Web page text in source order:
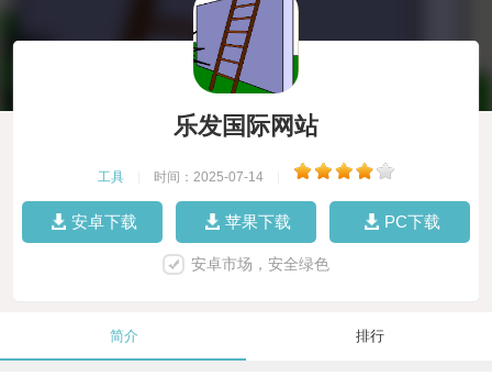
乐发国际网站
工具 时间：2025-07-14
安卓下载 苹果下载 PC下载
安卓市场，安全绿色
简介 排行